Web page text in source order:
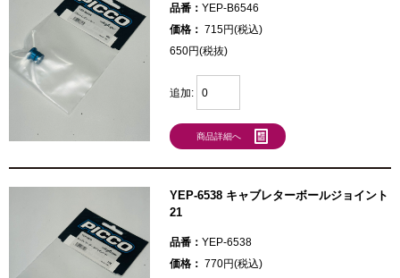
品番： YEP-B6546
価格： 715円(税込)
650円(税抜)
追加:
商品詳細へ
YEP-6538 キャブレターボールジョイント
21
品番： YEP-6538
価格： 770円(税込)